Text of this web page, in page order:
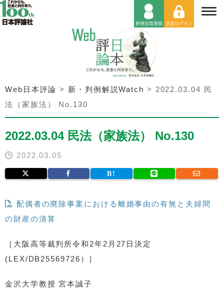
Web日本評論 > 新・判例解説Watch > 2022.03.04 民
法（家族法） No.130
2022.03.04 民法（家族法） No.130
2022.03.05
配偶者の廃除事案における離婚事由の有無と夫婦間
の財産の清算
［大阪高等裁判所令和2年2月27日決定
(LEX/DB25569726）］
金沢大学教授 宮本誠子